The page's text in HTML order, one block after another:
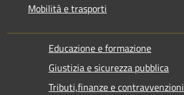
Mobilità e trasporti
Educazione e formazione
Giustizia e sicurezza pubblica
Tributi,finanze e contravvenzioni